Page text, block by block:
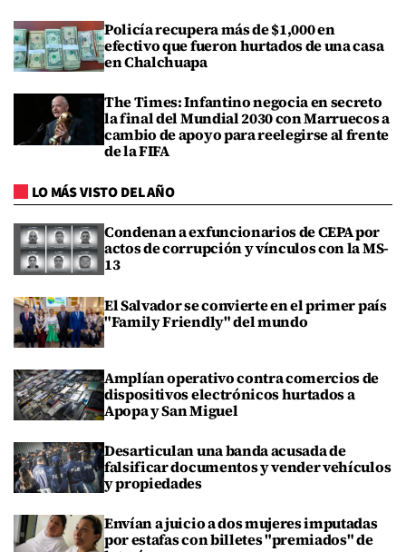
Policía recupera más de $1,000 en
efectivo que fueron hurtados de una casa
en Chalchuapa
The Times: Infantino negocia en secreto
la final del Mundial 2030 con Marruecos a
cambio de apoyo para reelegirse al frente
de la FIFA
LO MÁS VISTO DEL AÑO
Condenan a exfuncionarios de CEPA por
actos de corrupción y vínculos con la MS-
13
El Salvador se convierte en el primer país
"Family Friendly" del mundo
Amplían operativo contra comercios de
dispositivos electrónicos hurtados a
Apopa y San Miguel
Desarticulan una banda acusada de
falsificar documentos y vender vehículos
y propiedades
Envían a juicio a dos mujeres imputadas
por estafas con billetes "premiados" de